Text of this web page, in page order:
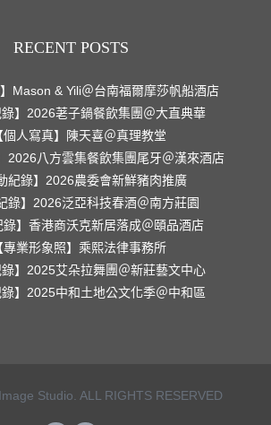
RECENT POSTS
】Mason & Yili＠台南福爾摩莎帆船酒店
錄】2026荖子鍋餐飲集團＠大直典華
個人寫真】陳天喜＠真理教堂
2026八方雲集餐飲集團尾牙＠漢來酒店
紀錄】2026農委會新鮮豬肉推廣
錄】2026泛亞科技春酒＠南方莊園
錄】香港商沃克新居落成＠頤品酒店
專業形象照】乘熙法律事務所
錄】2025艾朵拉舞團＠新莊藝文中心
錄】2025中和土地公文化季＠中和區
Studio. ALL RIGHTS RESERVED